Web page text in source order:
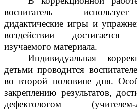
воспитатель
дидактические игры и
воздействии
изучаемого материала.
Индивидуальная
детьми проводится
во второй половине дня.
закреплению результатов,
дефектологом